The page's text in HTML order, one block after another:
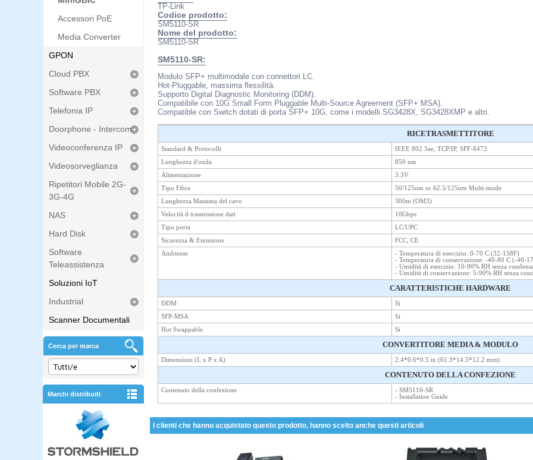
Accessori PoE
Media Converter
GPON
Cloud PBX
Software PBX
Telefonia IP
Doorphone - Intercom
Videoconferenza IP
Videosorveglianza
Ripetitori Mobile 2G-
3G-4G
NAS
Hard Disk
Software
Teleassistenza
Soluzioni IoT
Industrial
Scanner Documentali
Cerca per marca
Marchi distribuiti
TP-Link
Codice prodotto:
SM5110-SR
Nome del prodotto:
SM5110-SR
SM5110-SR:
Modulo SFP+ multimodale con connettori LC.
Hot-Pluggable, massima flessilità.
Supporto Digital Diagnostic Monitoring (DDM).
Compatibile con 10G Small Form Pluggable Multi-Source Agreement (SFP+ MSA).
Compatible con Switch dotati di porta SFP+ 10G, come i modelli SG3428X, SG3428XMP e altri.
RICETRASMETTITORE
Standard & Protocolli
IEEE 802.3ae, TCP/IP, SFF-8472
Lunghezza d'onda
850 nm
Alimentazione
3.3V
Tipo Fibra
50/125um or 62.5/125um Multi-mode
Lunghezza Massima del cavo
300m (OM3)
Velocità d trasmissione dati
10Gbps
Tipo porta
LC/UPC
Sicurezza & Emissione
FCC, CE
Ambiente
- Temperatura di esercizio: 0-70 C (32-158F)
- Temperatura di conservazione: -40-80 C (-40-
- Umidità di esercizio: 10-90% RH senza condensa
- Umidità di conservazione: 5-90% RH senza
CARATTERISTICHE HARDWARE
DDM
Si
SFP-MSA
Si
Hot Swappable
Si
CONVERTITORE MEDIA & MODULO
Dimensioni (L x P x A) 2.4*0.6*0.5 in (61.3*14.5*12.2 mm)
CONTENUTO DELLA CONFEZIONE
Contenuto della confezione
- SM5110-SR
- Installation Guide
I clienti che hanno acquistato questo prodotto, hanno scelto anche questi articoli